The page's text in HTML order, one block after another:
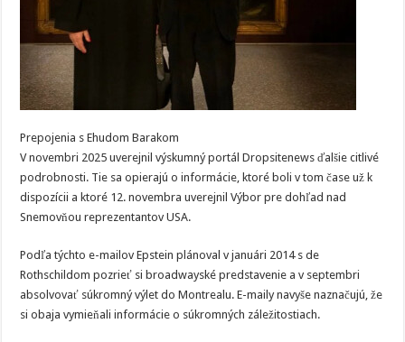
Prepojenia s Ehudom Barakom
V novembri 2025 uverejnil výskumný portál Dropsitenews ďalšie citlivé
podrobnosti. Tie sa opierajú o informácie, ktoré boli v tom čase už k
dispozícii a ktoré 12. novembra uverejnil Výbor pre dohľad nad
Snemovňou reprezentantov USA.
Podľa týchto e-mailov Epstein plánoval v januári 2014 s de
Rothschildom pozrieť si broadwayské predstavenie a v septembri
absolvovať súkromný výlet do Montrealu. E-maily navyše naznačujú, že
si obaja vymieňali informácie o súkromných záležitostiach.